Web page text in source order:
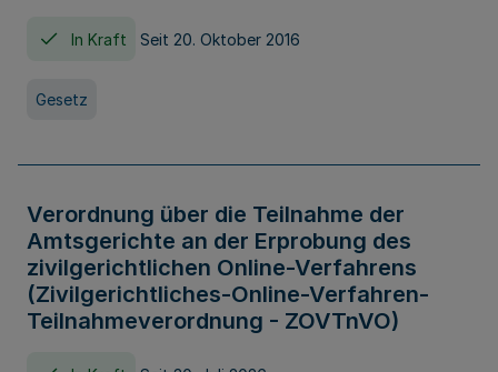
In Kraft Seit 20. Oktober 2016
Gesetz
Verordnung über die Teilnahme der
Amtsgerichte an der Erprobung des
zivilgerichtlichen Online-Verfahrens
(Zivilgerichtliches-Online-Verfahren-
Teilnahmeverordnung - ZOVTnVO)